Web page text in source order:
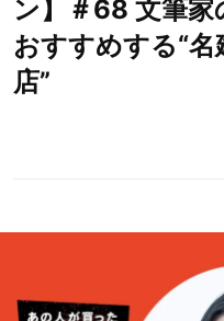
ン】＃68 文筆
おすすめする“
店”